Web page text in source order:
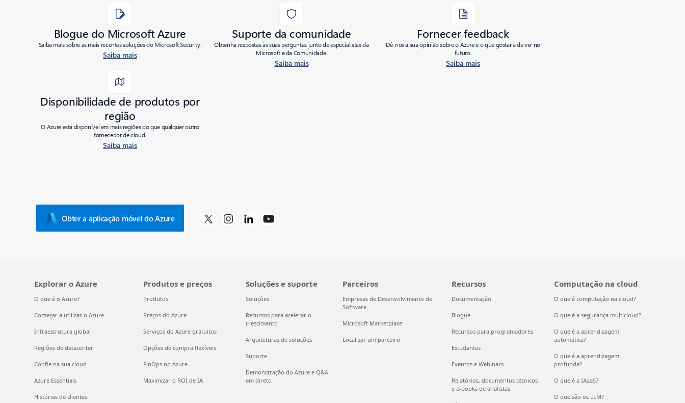
Blogue do Microsoft Azure
Saiba mais sobre as mais recentes soluções do Microsoft Security.
Saiba mais
Suporte da comunidade
Obtenha respostas às suas perguntas junto de especialistas da
Microsoft e da Comunidade.
Saiba mais
Fornecer feedback
Dê-nos a sua opinião sobre o Azure e o que gostaria de ver no
futuro.
Saiba mais
Disponibilidade de produtos por
região
O Azure está disponível em mais regiões do que qualquer outro
fornecedor de cloud.
Saiba mais
Obter a aplicação móvel do Azure
Explorar o Azure
O que é o Azure?
Começar a utilizar o Azure
Infraestrutura global
Regiões de datacenter
Confie na sua cloud
Azure Essentials
Histórias de clientes
Produtos e preços
Produtos
Preços do Azure
Serviços do Azure gratuitos
Opções de compra flexíveis
FinOps no Azure
Maximizar o ROI de IA
Soluções e suporte
Soluções
Recursos para acelerar o
crescimento
Arquiteturas de soluções
Suporte
Demonstração do Azure e Q&A
em direto
Parceiros
Empresas de Desenvolvimento de
Software
Microsoft Marketplace
Localizar um parceiro
Recursos
Documentação
Blogue
Recursos para programadores
Estudantes
Eventos e Webinars
Relatórios, documentos técnicos
e e-books de analistas
Computação na cloud
O que é computação na cloud?
O que é a segurança multicloud?
O que é a aprendizagem
automática?
O que é a aprendizagem
profunda?
O que é a IAaaS?
O que são os LLM?